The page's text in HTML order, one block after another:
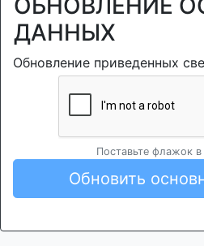
ОБНОВЛЕНИЕ
ДАННЫХ
Обновление приведенных
Поставьте флажок в
Обновить